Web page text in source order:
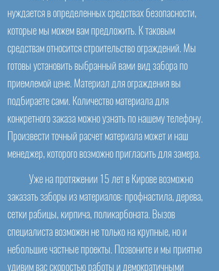
нуждается в определенных средствах безопасности,
которые мы можем вам предложить. К таковым
средствам относится строительство ограждений. Мы
готовы установить выбранный вами вид забора по
приемлемой цене. Материал для ограждения вы
подбираете сами. Количество материала для
конкретного заказа можно узнать по нашему телефону.
Произвести точный расчет материала может и наш
менеджер, которого возможно пригласить для замера.
Уже на протяжении 15 лет в Кирове возможно
заказать заборы из материалов: профнастила, дерева,
сетки рабицы, кирпича, поликарбоната. Вызов
специалиста возможен не только на крупные, но и
небольшие частные проекты. Позвоните и мы приятно
удивим вас скоростью работы и демократичными